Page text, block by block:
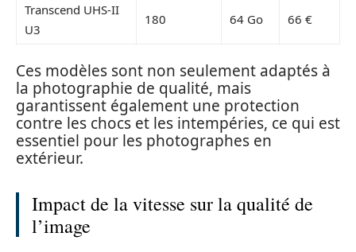
Transcend UHS-II
U3
180 64 Go 66 €
Ces modèles sont non seulement adaptés à
la photographie de qualité, mais
garantissent également une protection
contre les chocs et les intempéries, ce qui est
essentiel pour les photographes en
extérieur.
Impact de la vitesse sur la qualité de
l’image